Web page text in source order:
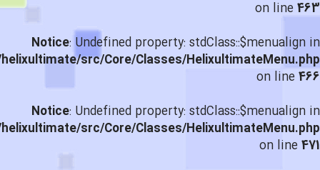
on line463
Notice: Undefined property: stdClass::$menualign in
src/Core/Classes/HelixultimateMenu.php
on line466
Notice: Undefined property: stdClass::$menualign in
src/Core/Classes/HelixultimateMenu.php
on line471